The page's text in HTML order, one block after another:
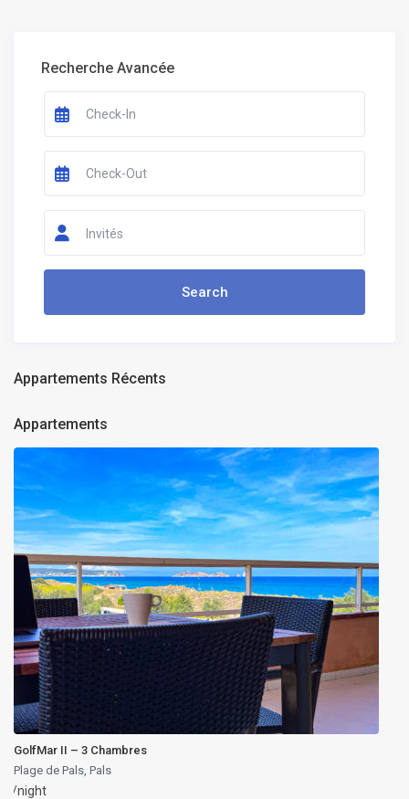
Recherche Avancée
Invités
Appartements Récents
Appartements
GolfMar II – 3 Chambres
Plage de Pals ,Pals
/night